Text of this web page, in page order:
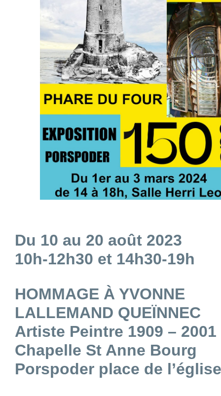
Du 10 au 20 août 2023
10h-12h30 et 14h30-19h
HOMMAGE À YVONNE
LALLEMAND QUEÏNNEC
Artiste Peintre 1909 – 2001
Chapelle St Anne Bourg
Porspoder place de l’église